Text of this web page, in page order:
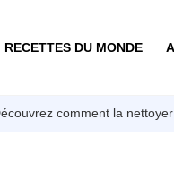
RECETTES DU MONDE
comment la